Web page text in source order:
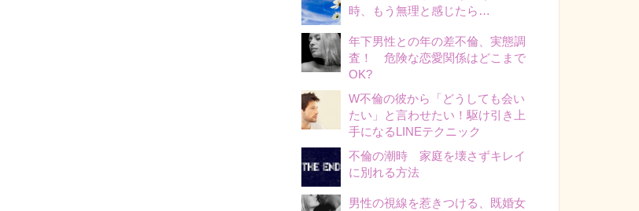
時、もう無理と感じたら…
年下男性との年の差不倫、実態調
査！ 危険な恋愛関係はどこまで
OK?
W不倫の彼から「どうしても会い
たい」と言わせたい！駆け引き上
手になるLINEテクニック
不倫の潮時 家庭を壊さずキレイ
に別れる方法
男性の視線を惹きつける、既婚女